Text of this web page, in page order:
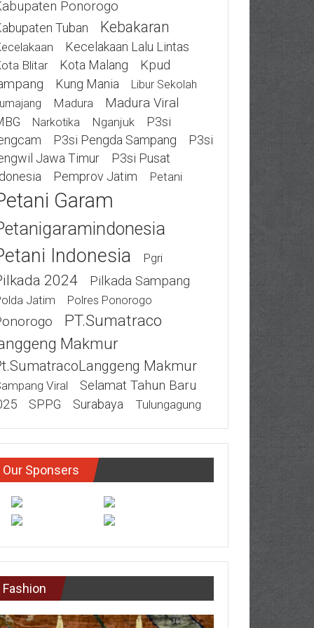
Ponorogo
Tuban Kebakaran
Kecelakaan Lalu Lintas
Blitar Kota Malang
Kpud
Kung Mania
Libur Sekolah
Madura Madura Viral
Narkotika Nganjuk
P3si
P3si Pengda Sampang
P3si
Jawa Timur
P3si Pusat
Pemprov Jatim Petani
Garam
Indonesia Pgri
2024 Pilkada Sampang
Jatim Polres Ponorogo
PT.Sumatraco
Makmur
Makmur
Viral
Selamat Tahun Baru
SPPG Surabaya Tulungagung
Our Sponsers
Fashion